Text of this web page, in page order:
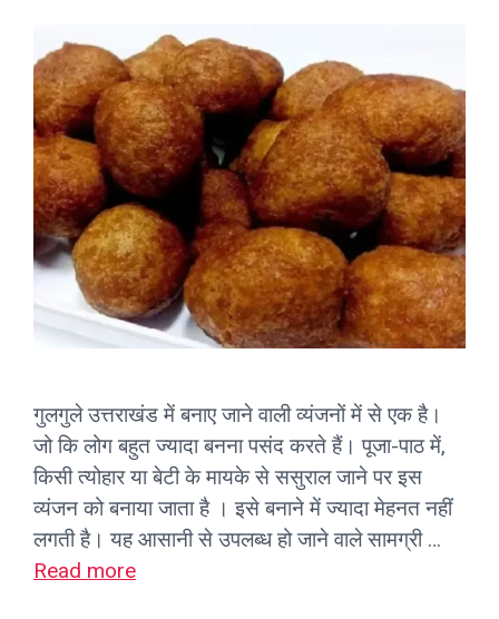
गुलगुले उत्तराखंड में बनाए जाने वाली व्यंजनों में से एक है।
जो कि लोग बहुत ज्यादा बनना पसंद करते हैं। पूजा-पाठ में,
किसी त्योहार या बेटी के मायके से ससुराल जाने पर इस
व्यंजन को बनाया जाता है । इसे बनाने में ज्यादा मेहनत नहीं
लगती है। यह आसानी से उपलब्ध हो जाने वाले सामग्री …
Read more